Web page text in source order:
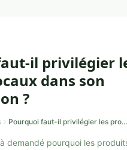
il privilégier
dans son
?
Pourquoi faut-il privilégier les produits locaux dans son alimentation ?
demandé pourquoi les